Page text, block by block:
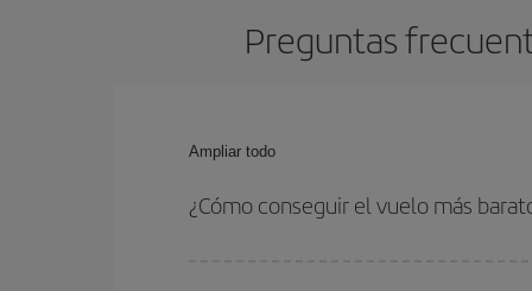
Preguntas
Ampliar todo
¿Cómo conseguir el vuelo más